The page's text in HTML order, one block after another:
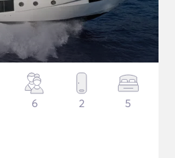
6 2 5